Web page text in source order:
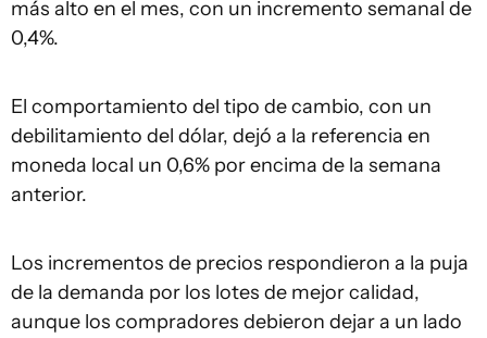
más alto en el mes, con un incremento semanal de
0,4%.
El comportamiento del tipo de cambio, con un
debilitamiento del dólar, dejó a la referencia en
moneda local un 0,6% por encima de la semana
anterior.
Los incrementos de precios respondieron a la puja
de la demanda por los lotes de mejor calidad,
aunque los compradores debieron dejar a un lado